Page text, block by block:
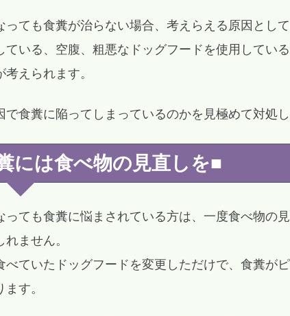
っても食糞が治らない場合、考えらえる原因とし
ている、空腹、粗悪なドッグフードを使用してい
考えられます。
で食糞に陥ってしまっているのかを見極めて対処し
には食べ物の見直しを■
っても食糞に悩まされている方は、一度食べ物の
れません。
べていたドッグフードを変更しただけで、食糞が
す。